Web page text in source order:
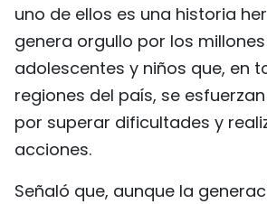
uno de ellos es una historia
genera orgullo por los
adolescentes y niños que, en
regiones del país, se
por superar dificultades y
acciones.
Señaló que, aunque la